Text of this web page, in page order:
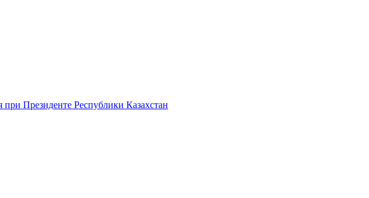
Президенте Республики Казахстан